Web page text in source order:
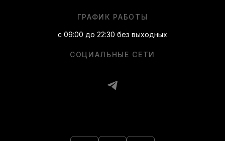
СОЦИАЛЬНЫЕ СЕТИ
ГРАФИК РАБОТЫ
с 09:00 до 22:30 без выходных